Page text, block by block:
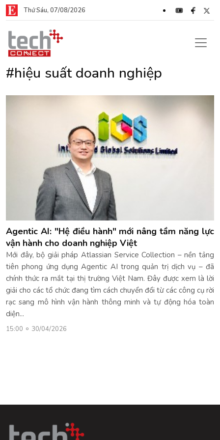
Thứ Sáu, 07/08/2026
#hiệu suất doanh nghiệp
Agentic AI: "Hệ điều hành" mới nâng tầm năng lực
vận hành cho doanh nghiệp Việt
Mới đây, bộ giải pháp Atlassian Service Collection – nền tảng
tiên phong ứng dụng Agentic AI trong quản trị dịch vụ – đã
chính thức ra mắt tại thị trường Việt Nam. Đây được xem là lời
giải cho các tổ chức đang tìm cách chuyển đổi từ các công cụ rời
rạc sang mô hình vận hành thông minh và tự động hóa toàn
diện...
15:00 30/04/2026